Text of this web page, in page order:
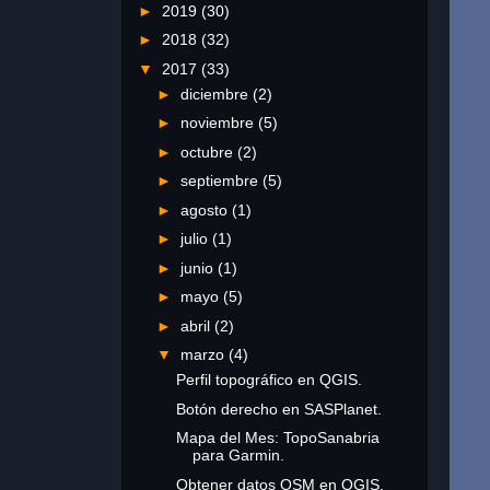
► 2019 (30)
► 2018 (32)
▼ 2017 (33)
► diciembre (2)
► noviembre (5)
► octubre (2)
► septiembre (5)
► agosto (1)
► julio (1)
► junio (1)
► mayo (5)
► abril (2)
▼ marzo (4)
Perfil topográfico en QGIS.
Botón derecho en SASPlanet.
Mapa del Mes: TopoSanabria
para Garmin.
Obtener datos OSM en QGIS.